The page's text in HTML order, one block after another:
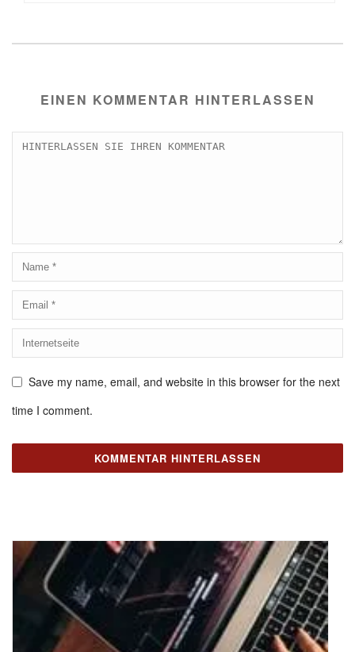
EINEN KOMMENTAR HINTERLASSEN
Save my name, email, and website in this browser for the next
time I comment.